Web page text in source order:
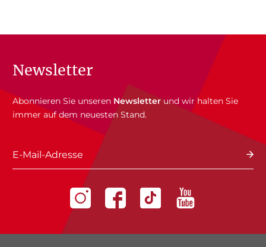
Newsletter
Abonnieren Sie unseren Newsletterund wir halten Sie
immer auf dem neuesten Stand.
E-Mail-Adresse